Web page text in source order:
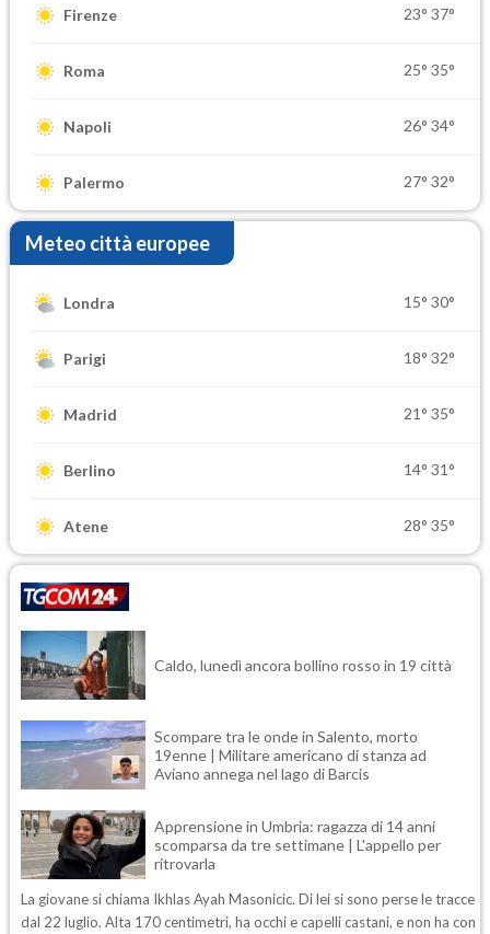
Firenze 23° 37°
Roma 25° 35°
Napoli 26° 34°
Palermo 27° 32°
Meteo città europee
Londra 15° 30°
Parigi 18° 32°
Madrid 21° 35°
Berlino 14° 31°
Atene 28° 35°
Caldo, lunedì ancora bollino rosso in 19 città
Scompare tra le onde in Salento, morto
19enne | Militare americano di stanza ad
Aviano annega nel lago di Barcis
Apprensione in Umbria: ragazza di 14 anni
scomparsa da tre settimane | L'appello per
ritrovarla
La giovane si chiama Ikhlas Ayah Masonicic. Di lei si sono perse le tracce
dal 22 luglio. Alta 170 centimetri, ha occhi e capelli castani, e non ha con